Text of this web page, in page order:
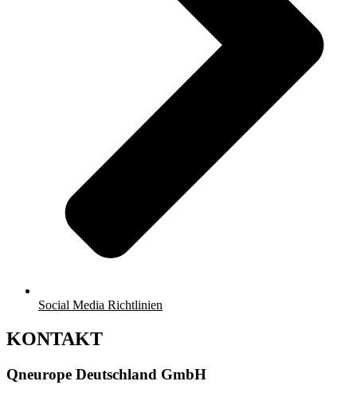
Social Media Richtlinien
KONTAKT
Qneurope Deutschland GmbH